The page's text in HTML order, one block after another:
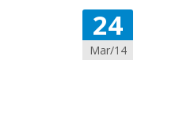
24
Mar/14